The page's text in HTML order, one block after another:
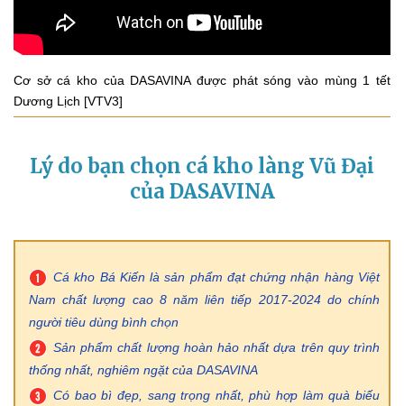
Cơ sở cá kho của DASAVINA được phát sóng vào mùng 1 tết
Dương Lịch [VTV3]
Lý do bạn chọn cá kho làng Vũ Đại
của DASAVINA
Cá kho Bá Kiến là sản phẩm đạt chứng nhận hàng Việt
Nam chất lượng cao 8 năm liên tiếp 2017-2024 do chính
người tiêu dùng bình chọn
Sản phẩm chất lượng hoàn hảo nhất dựa trên quy trình
thống nhất, nghiêm ngặt của DASAVINA
Có bao bì đẹp, sang trọng nhất, phù hợp làm quà biếu